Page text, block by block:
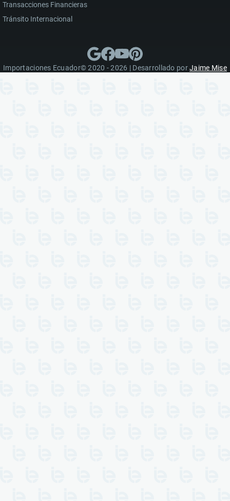
Transacciones Financieras
Tránsito Internacional
Importaciones Ecuador© 2020 - 2026 | Desarrollado porJaime Mise